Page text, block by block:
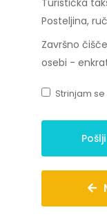
Turistička
Posteljina,
Završno
osebi -
Strinjam